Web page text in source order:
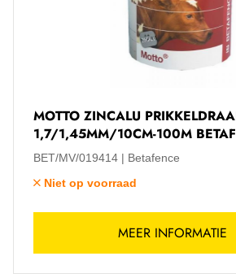
MOTTO ZINCALU
1,7/1,45MM/10CM-100M
BET/MV/019414
Betafence
Niet op voorraad
MEER INFORMATIE